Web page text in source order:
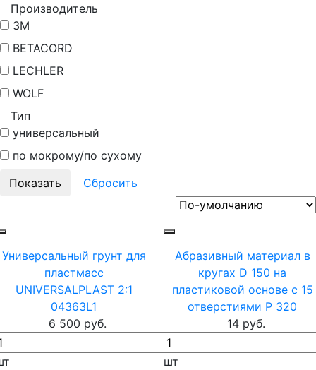
Производитель
3M
BETACORD
LECHLER
WOLF
Тип
универсальный
по мокрому/по сухому
Универсальный грунт для
пластмасс
UNIVERSALPLAST 2:1
04363L1
6 500 руб.
Абразивный материал в
кругах D 150 на
пластиковой основе c 15
отверстиями P 320
14 руб.
шт